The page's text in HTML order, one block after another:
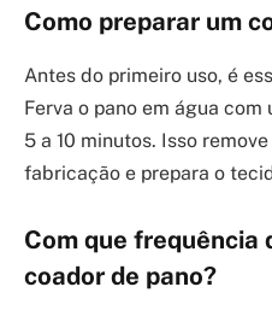
Como preparar um
Antes do primeiro uso, é
Ferva o pano em água
5 a 10 minutos. Isso
fabricação e prepara o
Com que frequência
coador de pano?